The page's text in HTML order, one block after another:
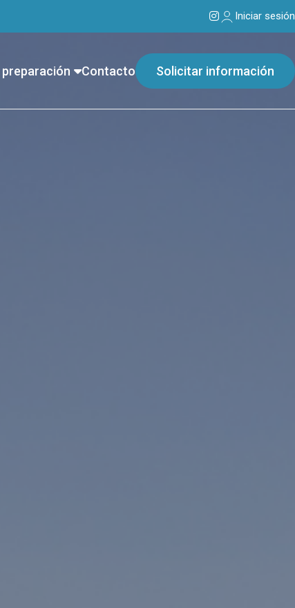
Iniciar sesión
Contacto Solicitar información